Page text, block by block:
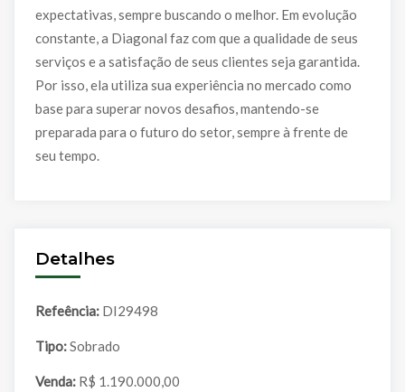
expectativas, sempre buscando o melhor. Em evolução
constante, a Diagonal faz com que a qualidade de seus
serviços e a satisfação de seus clientes seja garantida.
Por isso, ela utiliza sua experiência no mercado como
base para superar novos desafios, mantendo-se
preparada para o futuro do setor, sempre à frente de
seu tempo.
Detalhes
Refeência: DI29498
Tipo: Sobrado
Venda: R$ 1.190.000,00